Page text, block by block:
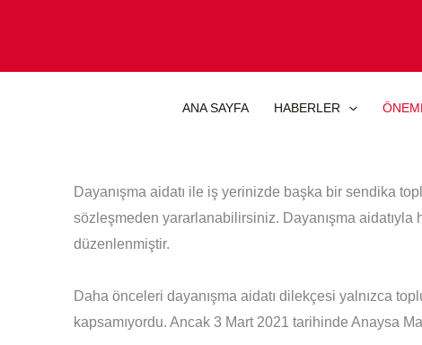
ANA SAYFA HABERLER
Dayanışma aidatı ile iş yerinizde başka bir sendika
sözleşmeden yararlanabilirsiniz. Dayanışma aidatıyla
düzenlenmiştir.
Daha önceleri dayanışma aidatı dilekçesi yalnızca
kapsamıyordu. Ancak 3 Mart 2021 tarihinde Anaysa